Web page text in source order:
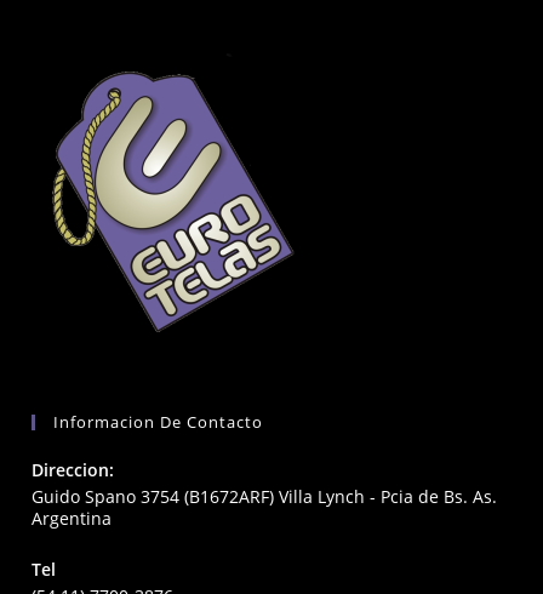
Informacion De Contacto
Direccion:
Guido Spano 3754 (B1672ARF) Villa Lynch - Pcia de Bs. As.
Argentina
Tel